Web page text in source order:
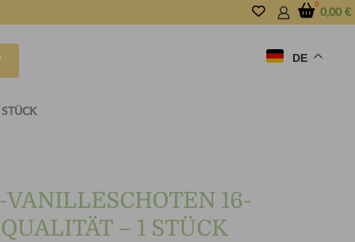
0,00 €
DE
16-
– 1 STÜCK